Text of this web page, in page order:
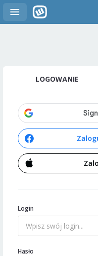
LOGOWANIE
Login
Hasło